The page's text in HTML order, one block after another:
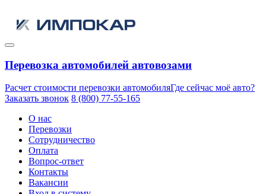
Перевозка автомобилей автовозами
Расчет стоимости перевозки автомобиляГде сейчас моё авто?
Заказать звонок 8 (800) 77-55-165
О нас
Перевозки
Сотрудничество
Оплата
Вопрос-ответ
Контакты
Вакансии